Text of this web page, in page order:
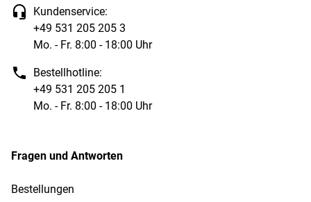
Kundenservice:
+49 531 205 205 3
Mo. - Fr. 8:00 - 18:00 Uhr
Bestellhotline:
+49 531 205 205 1
Mo. - Fr. 8:00 - 18:00 Uhr
Fragen und Antworten
Bestellungen